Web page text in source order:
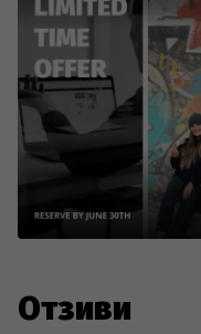
Отзиви